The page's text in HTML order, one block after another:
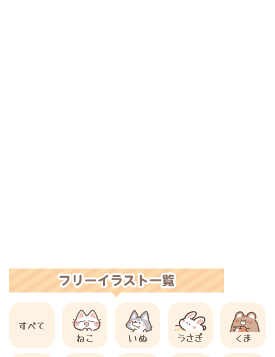
すべて
ねこ
いぬ うさぎ くま